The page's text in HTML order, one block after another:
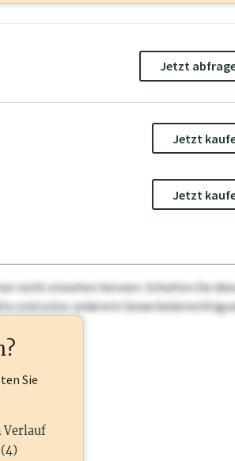
Jetzt
Jetzt
Jetzt
nicht einsehen können. Schalten Sie
sind unter anderem
Sie
Verlauf